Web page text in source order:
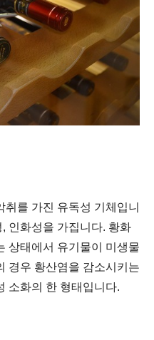
를 가진 유독성 기체입니
인화성을 가집니다. 황화
상태에서 유기물이 미생물
경우 황산염을 감소시키는
소화의 한 형태입니다.